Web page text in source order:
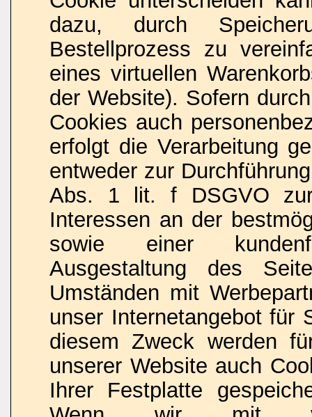
dazu, durch
Bestellprozess zu
eines virtuellen
der Website). Sofern
Cookies auch
erfolgt die Verarbeitung
entweder zur
Abs. 1 lit. f DSGVO zur
Interessen an der
sowie einer
Ausgestaltung des
Umständen mit
unser Internetangebot für
diesem Zweck werden
unserer Website auch
Ihrer Festplatte